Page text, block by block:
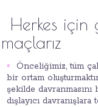
Herkes için
Önceliğimiz, tüm
bir ortam
şekilde
dışlayıcı